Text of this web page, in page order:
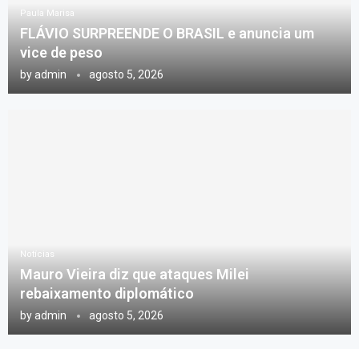
Paula Marisa
FLÁVIO SURPREENDE O BRASIL e anuncia um
vice de peso
by admin agosto 5, 2026
Notícias
Mauro Vieira diz que ataques Milei
rebaixamento diplomático
byadmin agosto 5, 2026